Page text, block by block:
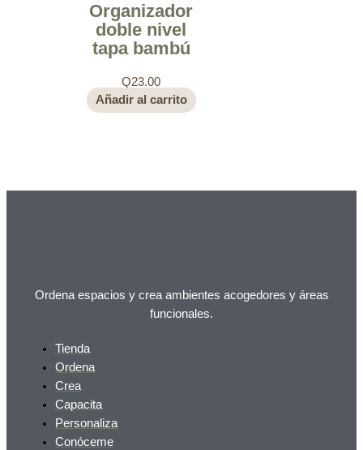
Organizador
doble nivel
tapa bambú
Q23.00
Añadir al carrito
Ordena espacios y crea ambientes acogedores y áreas
funcionales.
Tienda
Ordena
Crea
Capacita
Personaliza
Conóceme